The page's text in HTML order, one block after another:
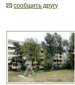
cообщить другу